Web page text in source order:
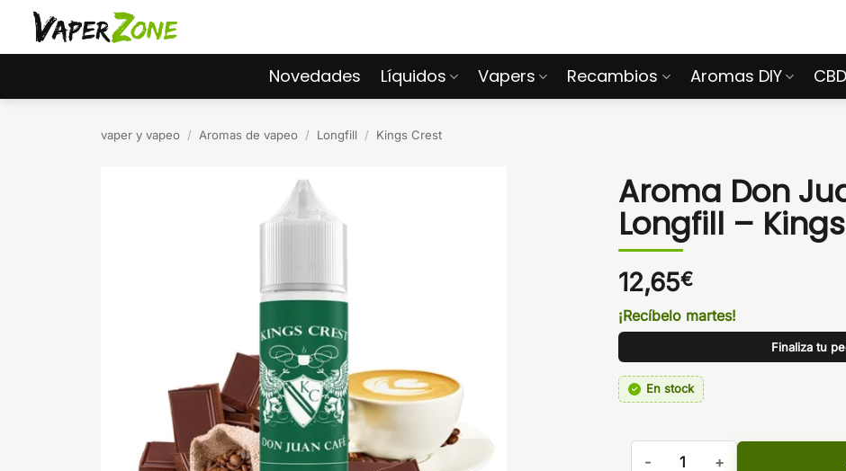
Saltar
contenido
Novedades Líquidos Vapers Recambios Aromas DIY CBD
vaper y vapeo / Aromas de vapeo / Longfill / Kings Crest
Aroma Don
Longfill –
12,65€
¡Recíbelo martes!
Finaliza tu
En stock
Aroma Don Juan Café 15ml/60